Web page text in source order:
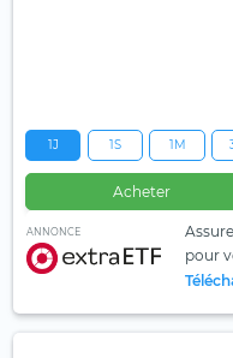
1J 1S 1M
Acheter
ANNONCE
pour